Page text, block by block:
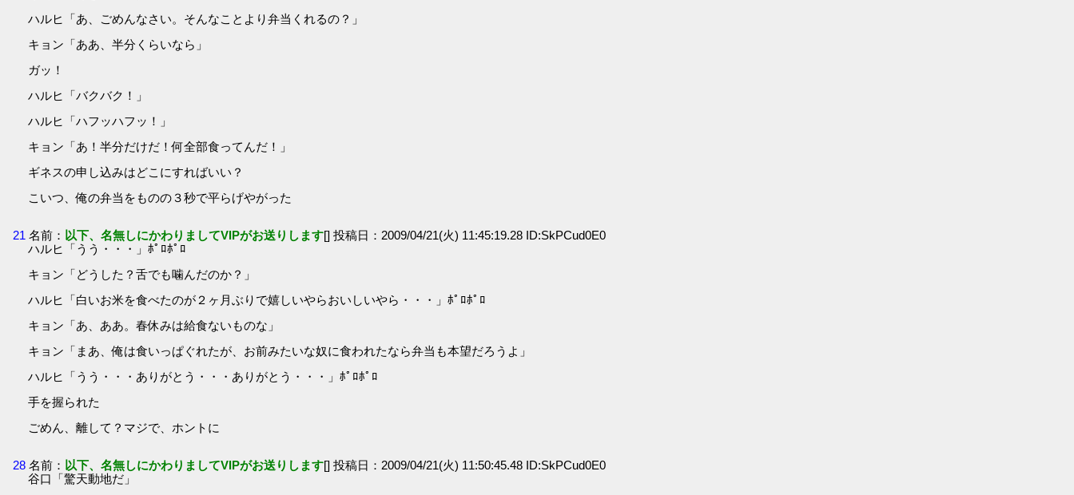
ハルヒ「あ、ごめんなさい。そんなことより弁当くれるの？」
キョン「ああ、半分くらいなら」
ガッ！
ハルヒ「バクバク！」
ハルヒ「ハフッハフッ！」
キョン「あ！半分だけだ！何全部食ってんだ！」
ギネスの申し込みはどこにすればいい？
こいつ、俺の弁当をものの３秒で平らげやがった
21 名前： 以下、名無しにかわりましてVIPがお送りします[] 投稿日：2009/04/21(火) 11:45:19.28 ID:SkPCud0E0
ハルヒ「うう・・・」ﾎﾟﾛﾎﾟﾛ
キョン「どうした？舌でも噛んだのか？」
ハルヒ「白いお米を食べたのが２ヶ月ぶりで嬉しいやらおいしいやら・・・」ﾎﾟﾛﾎﾟﾛ
キョン「あ、ああ。春休みは給食ないものな」
キョン「まあ、俺は食いっぱぐれたが、お前みたいな奴に食われたなら弁当も本望だろうよ」
ハルヒ「うう・・・ありがとう・・・ありがとう・・・」ﾎﾟﾛﾎﾟﾛ
手を握られた
ごめん、離して？マジで、ホントに
28 名前： 以下、名無しにかわりましてVIPがお送りします[] 投稿日：2009/04/21(火) 11:50:45.48 ID:SkPCud0E0
谷口「驚天動地だ」